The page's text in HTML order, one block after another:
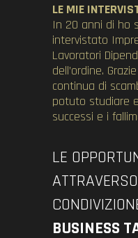
LE MIE
In 20 anni di ho
intervistato
Lavoratori
dell’ordine.
continua di
potuto studiare
successi e i
LE
BUSINESS